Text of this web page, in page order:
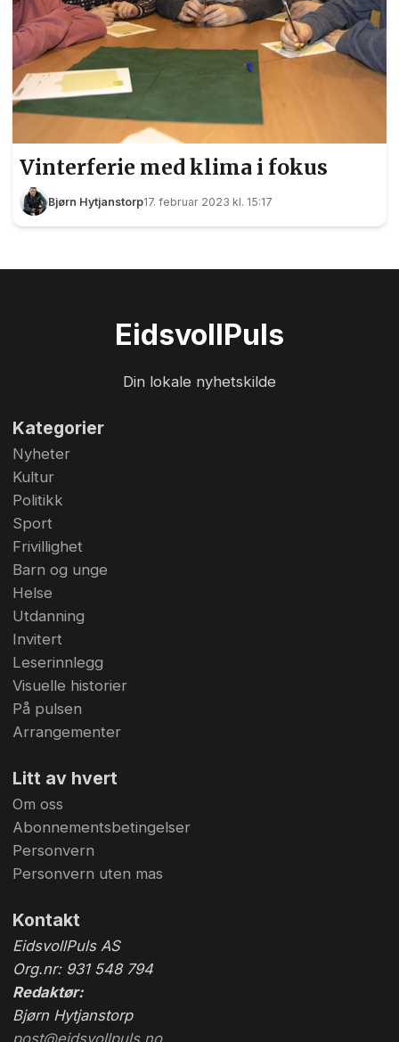
Vinterferie med klima i fokus
Bjørn Hytjanstorp17. februar 2023 kl. 15:17
EidsvollPuls
Din lokale nyhetskilde
Kategorier
Nyheter
Kultur
Politikk
Sport
Frivillighet
Barn og unge
Helse
Utdanning
Invitert
Leserinnlegg
Visuelle historier
På pulsen
Arrangementer
Litt av hvert
Om oss
Abonnementsbetingelser
Personvern
Personvern uten mas
Kontakt
EidsvollPuls AS
Org.nr: 931 548 794
Redaktør:
Bjørn Hytjanstorp
post@eidsvollpuls.no